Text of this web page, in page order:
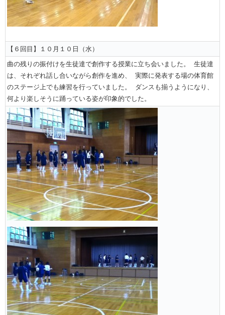
【６回目】１０月１０日（水）
曲の残りの振付けを生徒達で創作する授業に立ち会いました。 生徒達
は、それぞれ話し合いながら創作を進め、 実際に発表する場の体育館
のステージ上でも練習を行っていました。 ダンスも揃うようになり、
何より楽しそうに踊っている姿が印象的でした。